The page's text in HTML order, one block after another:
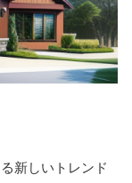
新しいトレンド